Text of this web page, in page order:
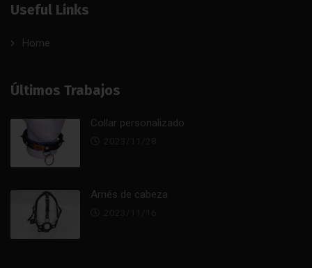
Useful Links
Home
Últimos Trabajos
Collar personalizado
Arnés de cabeza